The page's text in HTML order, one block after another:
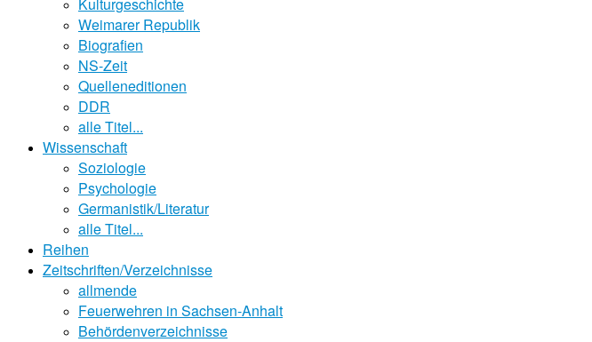
Weimarer Republik
Biografien
NS-Zeit
Quelleneditionen
DDR
alle Titel...
Wissenschaft
Soziologie
Psychologie
Germanistik/Literatur
alle Titel...
Reihen
Zeitschriften/Verzeichnisse
allmende
Feuerwehren in Sachsen-Anhalt
Behördenverzeichnisse